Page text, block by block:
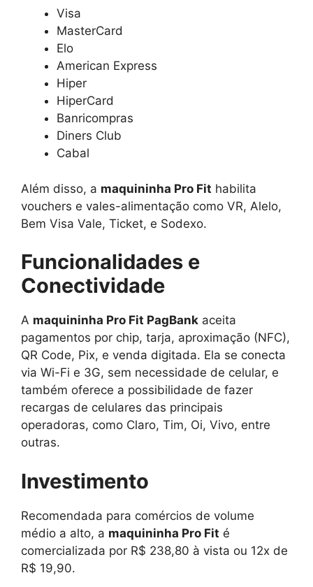
Visa
MasterCard
Elo
American Express
Hiper
HiperCard
Banricompras
Diners Club
Cabal
Além disso, a maquininha Pro Fit habilita
vouchers e vales-alimentação como VR, Alelo,
Bem Visa Vale, Ticket, e Sodexo.
Funcionalidades e
Conectividade
A maquininha Pro Fit PagBank aceita
pagamentos por chip, tarja, aproximação (NFC),
QR Code, Pix, e venda digitada. Ela se conecta
via Wi-Fi e 3G, sem necessidade de celular, e
também oferece a possibilidade de fazer
recargas de celulares das principais
operadoras, como Claro, Tim, Oi, Vivo, entre
outras.
Investimento
Recomendada para comércios de volume
médio a alto, a maquininha Pro Fit é
comercializada por R$ 238,80 à vista ou 12x de
R$ 19,90.